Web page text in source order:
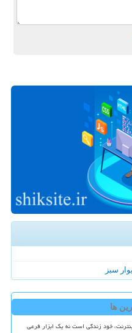
سبز
ها
خود زندگی است نه یک ابزار فرعی